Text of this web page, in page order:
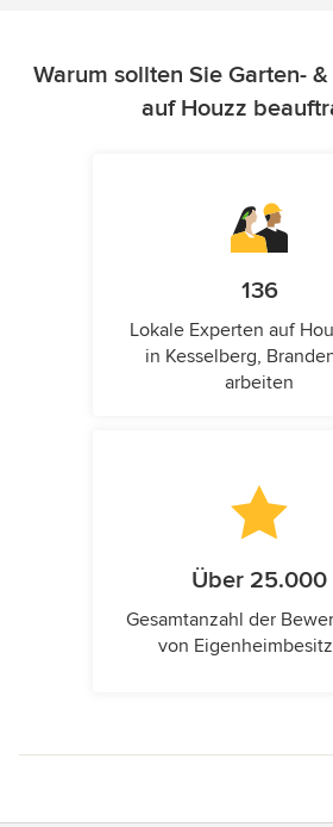
Warum sollten Sie Garten-
auf Houzz
136
Lokale Experten auf
in Kesselberg,
arbeiten
Über 25.000
Gesamtanzahl der
von